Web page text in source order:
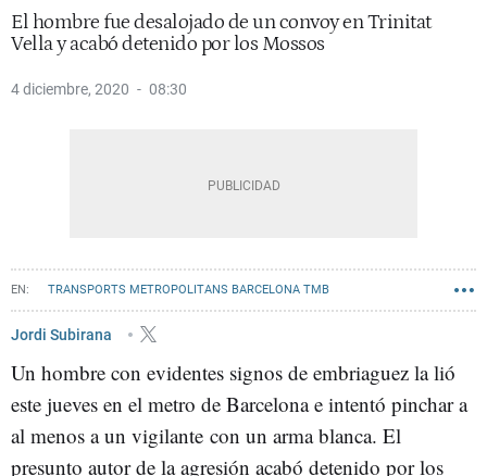
El hombre fue desalojado de un convoy en Trinitat
Vella y acabó detenido por los Mossos
4 diciembre, 2020 08:30
TRANSPORTS METROPOLITANS BARCELONA TMB
MOSSOS D'ESQUADRA
Jordi Subirana
Un hombre con evidentes signos de embriaguez la lió
este jueves en el metro de Barcelona e intentó pinchar a
al menos a un vigilante con un arma blanca. El
presunto autor de la agresión acabó detenido por los